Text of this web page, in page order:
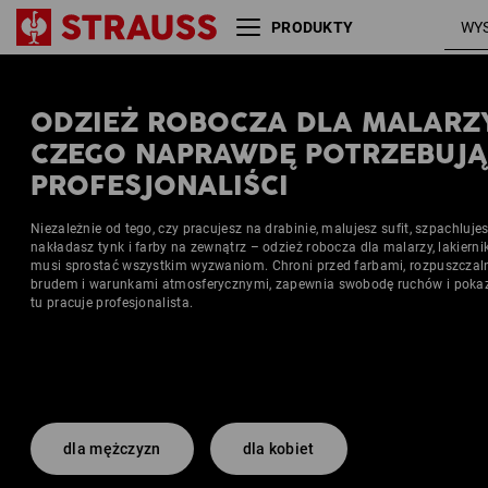
PRODUKTY
ODZIEŻ ROBOCZA DLA
CZEGO NAPRAWDĘ POTRZEBUJĄ
PROFESJONALIŚCI
Niezależnie od tego, czy pracujesz na drabinie, malujesz sufit,
nakładasz tynk i farby na zewnątrz – odzież robocza dla malarzy,
musi sprostać wszystkim wyzwaniom. Chroni przed farbami,
brudem i warunkami atmosferycznymi, zapewnia swobodę ruchów i
tu pracuje profesjonalista.
dla mężczyzn dla kobiet